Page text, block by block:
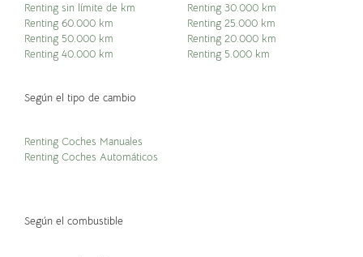
Renting sin límite de km
Renting 60.000 km
Renting 50.000 km
Renting 40.000 km
Renting 30.000 km
Renting 25.000 km
Renting 20.000 km
Renting 5.000 km
Según el tipo de cambio
Renting Coches Manuales
Renting Coches Automáticos
Según el combustible